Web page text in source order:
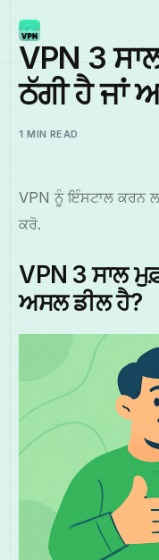
ਪੰਜਾਬੀ
VPN 3
ਠੱਗੀ ਹੈ ਜਾਂ
1 MIN READ
VPN ਨੂੰ ਇੰਸਟਾਲ ਕਰਨ
ਕਰੋ.
VPN 3 ਸਾਲ
ਅਸਲ ਡੀਲ ਹੈ?